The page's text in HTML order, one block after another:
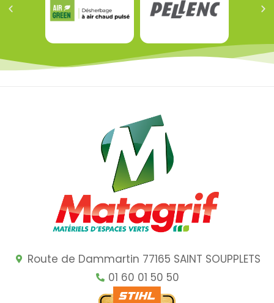
Route de Dammartin 77165 SAINT SOUPPLETS
01 60 01 50 50